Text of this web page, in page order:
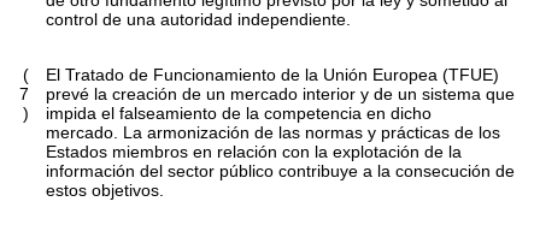
control de una autoridad independiente.
(
7
)
El Tratado de Funcionamiento de la Unión Europea (TFUE)
prevé la creación de un mercado interior y de un sistema que
impida el falseamiento de la competencia en dicho
mercado. La armonización de las normas y prácticas de los
Estados miembros en relación con la explotación de la
información del sector público contribuye a la consecución de
estos objetivos.